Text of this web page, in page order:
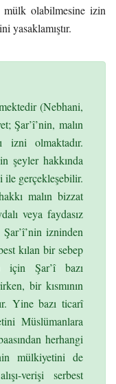
olabilmesine izin
yasaklamıştır.
(Nebhani,
Şar’î’nin, malın
izni olmaktadır.
şeyler hakkında
ile gerçekleşebilir.
malın bizzat
veya faydasız
izninden
kılan bir sebep
için Şar’î bazı
bir kısmının
Yine bazı ticarî
Müslümanlara
herhangi
mülkiyetini de
verişi serbest